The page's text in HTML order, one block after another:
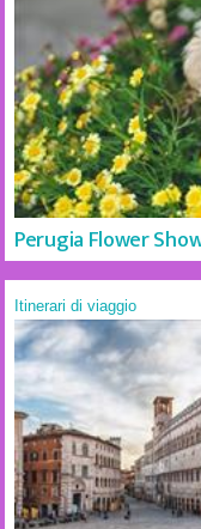
Perugia Flower
Itinerari di viaggio